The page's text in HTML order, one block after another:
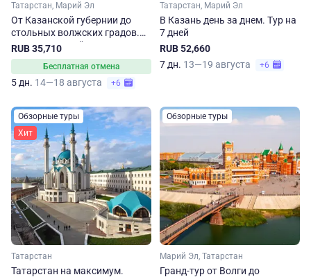
Татарстан, Марий Эл
От Казанской губернии до
стольных волжских градов.
Экскурсионный тур в Казань
и Йошкар-Олу на 5 дней
RUB 35,710
Бесплатная отмена
5 дн. 14—18 августа +6
Татарстан, Марий Эл
В Казань день за днем. Тур на
7 дней
RUB 52,660
7 дн. 13—19 августа +6
Обзорные туры
Хит
Татарстан
Татарстан на максимум.
Обзорные туры
Марий Эл, Татарстан
Гранд-тур от Волги до